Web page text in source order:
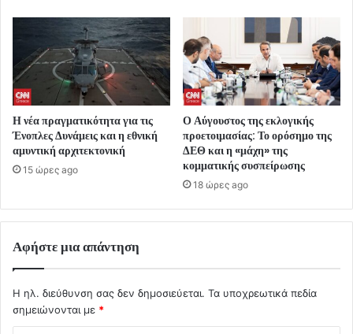
Η νέα πραγματικότητα για τις
Ένοπλες Δυνάμεις και η εθνική
αμυντική αρχιτεκτονική
15 ώρες ago
Ο Αύγουστος της εκλογικής
προετοιμασίας: Το ορόσημο της
ΔΕΘ και η «μάχη» της
κομματικής συσπείρωσης
18 ώρες ago
Αφήστε μια απάντηση
Η ηλ. διεύθυνση σας δεν δημοσιεύεται. Τα υποχρεωτικά πεδία
σημειώνονται με *